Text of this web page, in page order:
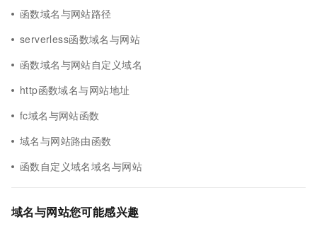
函数域名与网站路径
serverless函数域名与网站
函数域名与网站自定义域名
http函数域名与网站地址
fc域名与网站函数
域名与网站路由函数
函数自定义域名域名与网站
域名与网站您可能感兴趣